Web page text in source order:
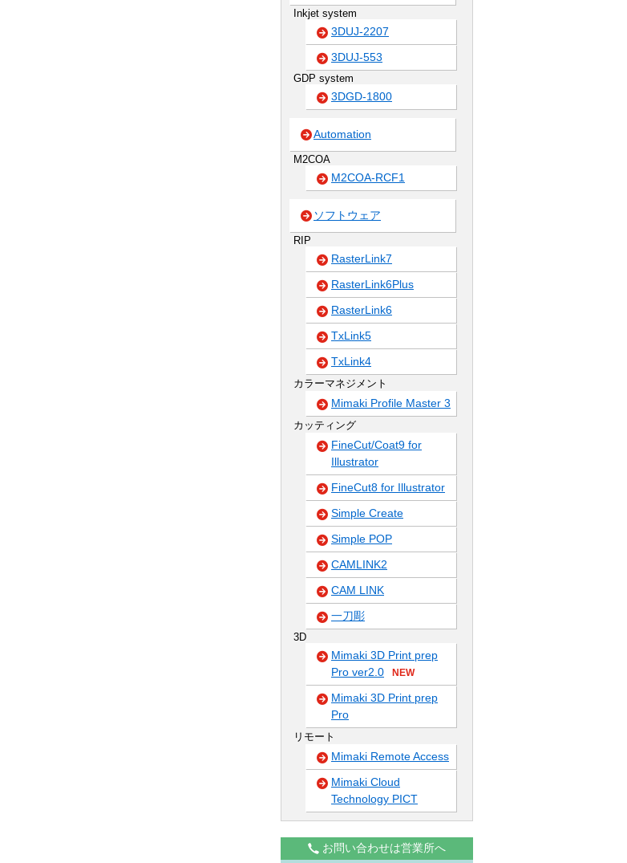
Inkjet system
3DUJ-2207
3DUJ-553
GDP system
3DGD-1800
Automation
M2COA
M2COA-RCF1
ソフトウェア
RIP
RasterLink7
RasterLink6Plus
RasterLink6
TxLink5
TxLink4
カラーマネジメント
Mimaki Profile Master 3
カッティング
FineCut/Coat9 for
Illustrator
FineCut8 for Illustrator
Simple Create
Simple POP
CAMLINK2
CAM LINK
一刀彫
3D
Mimaki 3D Print prep
Pro ver2.0
NEW
Mimaki 3D Print prep
Pro
リモート
Mimaki Remote Access
Mimaki Cloud
Technology PICT
お問い合わせは営業所へ